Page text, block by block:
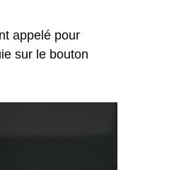
appelé pour
sur le bouton